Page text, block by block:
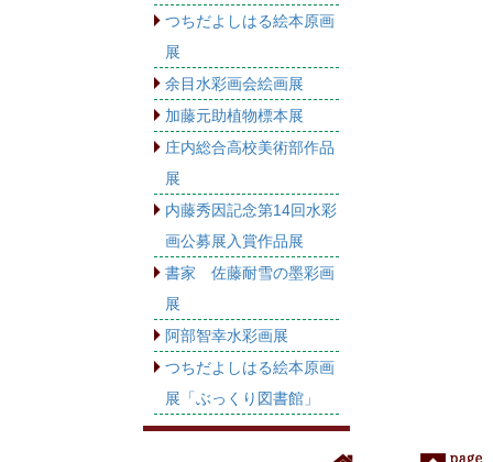
つちだよしはる絵本原画
展
余目水彩画会絵画展
加藤元助植物標本展
庄内総合高校美術部作品
展
内藤秀因記念第14回水彩
画公募展入賞作品展
書家 佐藤耐雪の墨彩画
展
阿部智幸水彩画展
つちだよしはる絵本原画
展「ぶっくり図書館」